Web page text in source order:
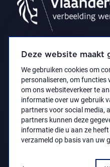
Deze website maakt
We gebruiken cookies om
personaliseren, om functies
om ons websiteverkeer te
informatie over uw gebruik
partners voor social media,
partners kunnen deze
informatie die u aan ze
verzameld op basis van uw
Privacyverklaring
© 2021 Koninklijk Museum